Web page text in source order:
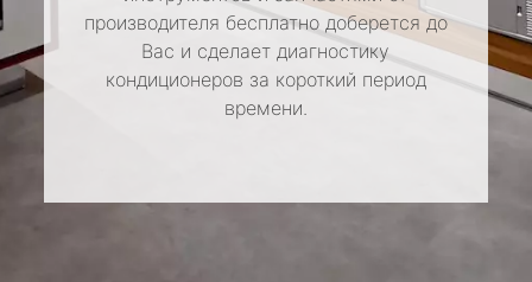
производителя бесплатно доберется до
Вас и сделает диагностику
кондиционеров за короткий период
времени.